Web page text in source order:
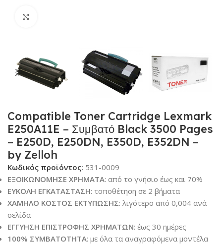
Compatible Toner Cartridge Lexmark
E250A11E – Συμβατό Black 3500 Pages
– E250D, E250DN, E350D, E352DN –
by Zelloh
Κωδικός προϊόντος: 531-0009
ΕΞΟΙΚΩΝΟΜΗΣΕ ΧΡΗΜΑΤΑ: από το γνήσιο έως και 70%
ΕΥΚΟΛΗ ΕΓΚΑΤΑΣΤΑΣΗ: τοποθέτηση σε 2 βήματα
ΧΑΜΗΛΟ ΚΟΣΤΟΣ ΕΚΤΥΠΩΣΗΣ: λιγότερο από 0,004 ανά
σελίδα
ΕΓΓΥΗΣΗ ΕΠΙΣΤΡΟΦΗΣ ΧΡΗΜΑΤΩΝ: έως 30 ημέρες
100% ΣΥΜΒΑΤΟΤΗΤΑ: με όλα τα αναγραφόμενα μοντέλα